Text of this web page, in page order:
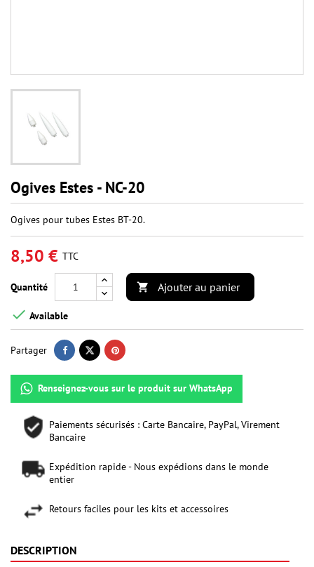
Ogives Estes - NC-20
Ogives pour tubes Estes BT-20.
8,50 € TTC
Quantité  Ajouter au panier
 Available
Partager
Renseignez-vous sur le produit sur WhatsApp
Paiements sécurisés : Carte Bancaire, PayPal, Virement
Bancaire
Expédition rapide - Nous expédions dans le monde
entier
Retours faciles pour les kits et accessoires
DESCRIPTION